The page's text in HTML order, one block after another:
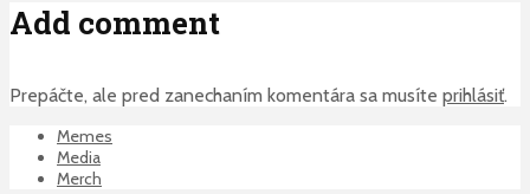
Add comment
Prepáčte, ale pred zanechaním komentára sa musíte prihlásiť.
Memes
Media
Merch